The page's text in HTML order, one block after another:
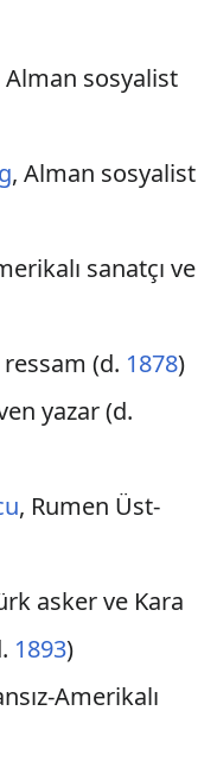
Alman sosyalist
, Alman sosyalist
sanatçı ve
(d. 1878)
yazar (d.
, Rumen Üst-
asker ve Kara
1893)
Amerikalı